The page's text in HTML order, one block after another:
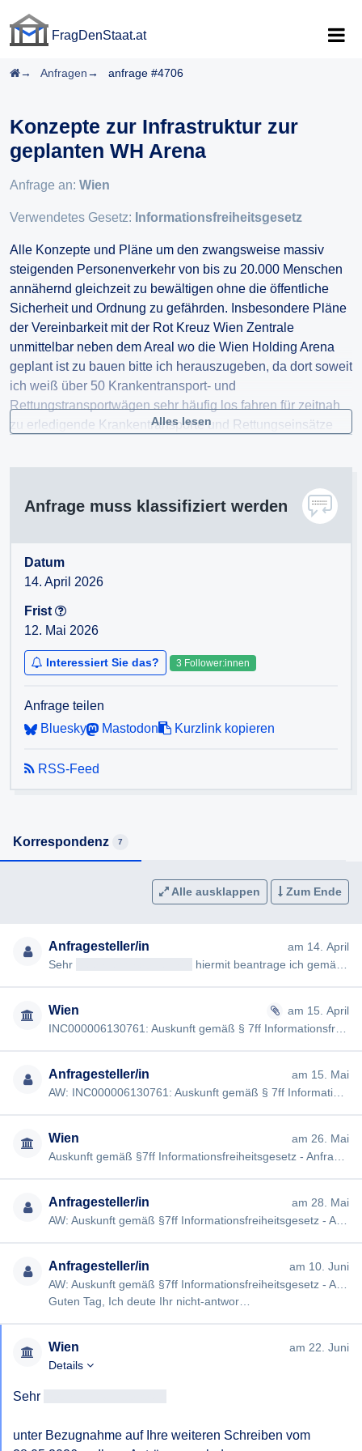
FragDenStaat.at
Startseite
Anfragen anfrage #4706
Konzepte zur Infrastruktur zur
geplanten WH Arena
Anfrage an: Wien
Verwendetes Gesetz: Informationsfreiheitsgesetz
Alle Konzepte und Pläne um den zwangsweise massiv
steigenden Personenverkehr von bis zu 20.000 Menschen
annähernd gleichzeit zu bewältigen ohne die öffentliche
Sicherheit und Ordnung zu gefährden. Insbesondere Pläne
der Vereinbarkeit mit der Rot Kreuz Wien Zentrale
unmittelbar neben dem Areal wo die Wien Holding Arena
geplant ist zu bauen bitte ich herauszugeben, da dort soweit
ich weiß über 50 Krankentransport- und
Rettungstransportwägen sehr häufig los fahren für zeitnah
zu erledigende Krankentransporte und Rettungseinsätze
Alles lesen
Anfrage muss klassifiziert werden
Datum
14. April 2026
Frist
12. Mai 2026
Interessiert Sie das? 3 Follower:innen
Anfrage teilen
Bluesky
Mastodon Kurzlink kopieren
RSS-Feed
Korrespondenz 7
Alle ausklappen Zum Ende
Anfragesteller/in
am 14. April
Sehr
hiermit beantrage ich gemäß § 7ff Informationsfreiheitsgesetz (IFG) die Erteilung fo…
Wien
am 15. April
Anfragesteller/in
am 15. Mai
Wien
am 26. Mai
Anfragesteller/in
am 28. Mai
Anfragesteller/in
am 10. Juni
Guten Tag, Ich deute Ihr nicht-antwor…
Wien
am 22. Juni
Details
Sehr
unter Bezugnahme auf Ihre weiteren Schreiben vom